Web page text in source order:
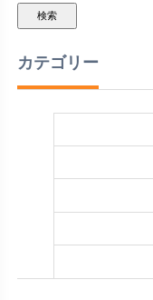
検索
カテゴリー